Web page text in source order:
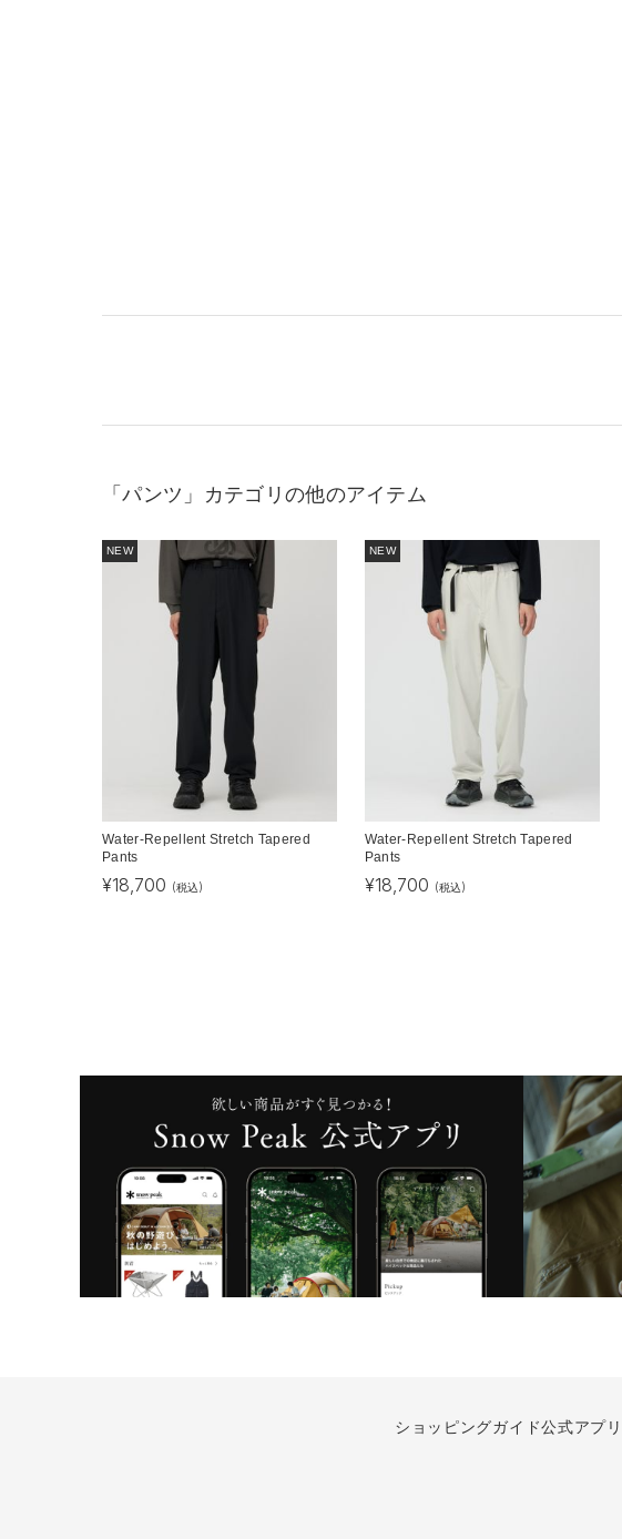
「パンツ」カテゴリの他のアイテム
NEW
Water-Repellent Stretch Tapered
Pants
¥18,700 (税込)
NEW
Water-Repellent Stretch Tapered
Pants
¥18,700 (税込)
ショッピングガイド公式アプリ